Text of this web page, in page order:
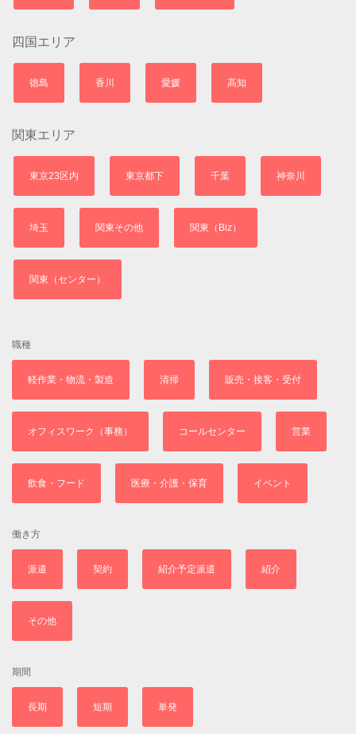
四国エリア
徳島 香川 愛媛 高知
関東エリア
東京23区内 東京都下 千葉 神奈川
埼玉 関東その他 関東（Biz）
関東（センター）
職種
軽作業・物流・製造 清掃 販売・接客・受付
オフィスワーク（事務） コールセンター 営業
飲食・フード 医療・介護・保育 イベント
働き方
派遣 契約 紹介予定派遣 紹介
その他
期間
長期 短期 単発